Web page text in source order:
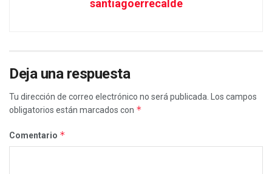
santiagoerrecalde
Deja una respuesta
Tu dirección de correo electrónico no será publicada.
Los campos
obligatorios están marcados con *
Comentario *